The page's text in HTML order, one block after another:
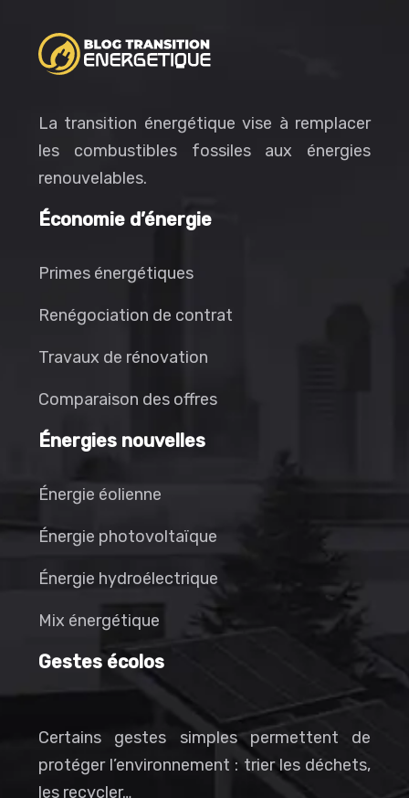
La transition énergétique vise à remplacer
les combustibles fossiles aux énergies
renouvelables.
Économie d’énergie
Primes énergétiques
Renégociation de contrat
Travaux de rénovation
Comparaison des offres
Énergies nouvelles
Énergie éolienne
Énergie photovoltaïque
Énergie hydroélectrique
Mix énergétique
Gestes écolos
Certains gestes simples permettent de
protéger l’environnement : trier les déchets,
les recycler…